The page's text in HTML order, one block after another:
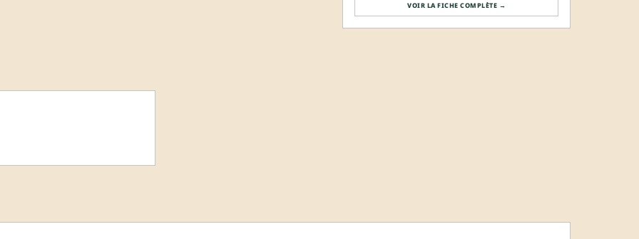
VOIR LA FICHE COMPLÈTE →